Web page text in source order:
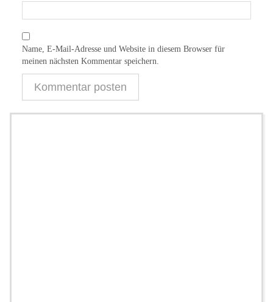
Name, E-Mail-Adresse und Website in diesem Browser für
meinen nächsten Kommentar speichern.